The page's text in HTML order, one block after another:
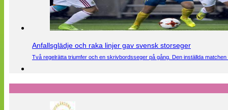
Anfallsglädje och raka linjer gav svensk storseger
Två regelrätta triumfer och en skrivbordsseger på gång. Den inställda